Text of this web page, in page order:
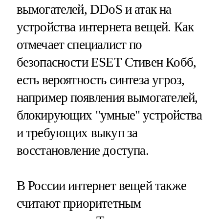
вымогателей, DDoS и атак на
устройства интернета вещей. Как
отмечает специалист по
безопасности ESET Стивен Кобб,
есть вероятность синтеза угроз,
например появления вымогателей,
блокирующих "умные" устройства
и требующих выкуп за
восстановление доступа.
В России интернет вещей также
считают приоритетным